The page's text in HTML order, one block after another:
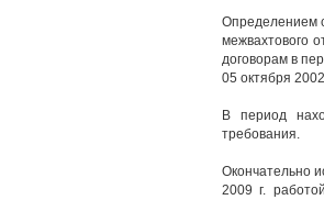
Определением
межвахтового
договорам в
05 октября
В период
требования.
Окончательно
2009 г.